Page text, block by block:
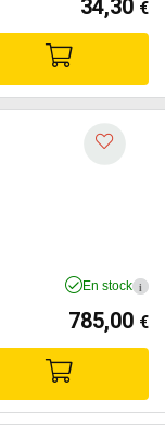
34,30 €
En stock i
785,00 €